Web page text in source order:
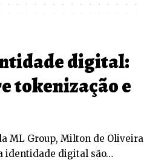
digital:
tokenização e
ML Group, Milton de Oliveira
identidade digital são…